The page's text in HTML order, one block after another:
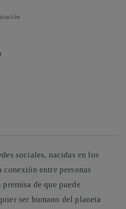
sociales, nacidas en los
conexión entre personas
de que puede
ser humano del planeta